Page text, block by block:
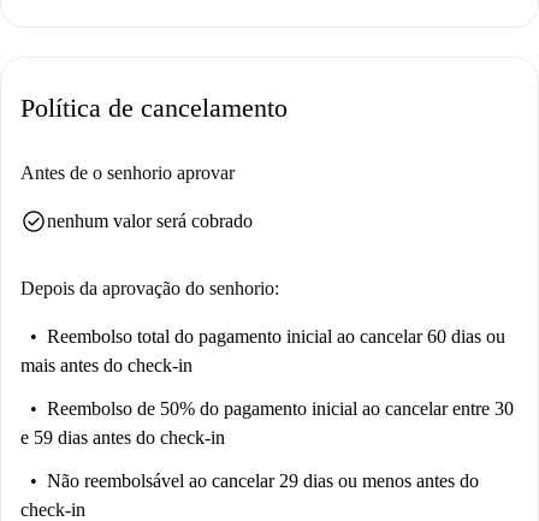
mediterrânica, como o Bienmesabe Moraleja, estão nas proximidades,
Boss. Para as suas necessidades de mercearia, o mercado Supercor
vibrante atmosfera comunitária que esta área tem para oferecer.
Política de cancelamento
Antes de o senhorio aprovar
check_circlenenhum valor será cobrado
Depois da aprovação do senhorio:
Reembolso total do pagamento inicial ao cancelar 60 dias ou
mais antes do check-in
Reembolso de 50% do pagamento inicial ao cancelar entre 30
e 59 dias antes do check-in
Não reembolsável ao cancelar 29 dias ou menos antes do
check-in